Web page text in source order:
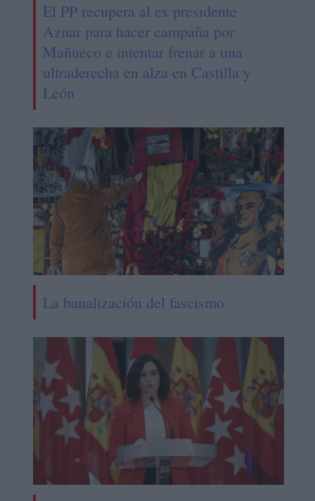
El PP recupera al ex presidente
Aznar para hacer campaña por
Mañueco e intentar frenar a una
ultraderecha en alza en Castilla y
León
La banalización del fascismo